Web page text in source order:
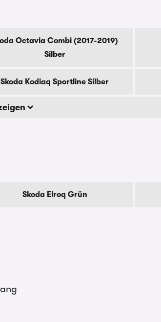
Octavia Combi (2017-2019)
Silber
Skoda Kodiaq Sportline Silber
Skoda Elroq Grün